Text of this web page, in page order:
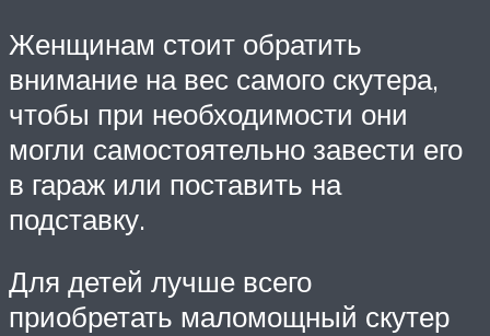
Женщинам стоит обратить
внимание на вес самого скутера,
чтобы при необходимости они
могли самостоятельно завести его
в гараж или поставить на
подставку.
Для детей лучше всего
приобретать маломощный скутер